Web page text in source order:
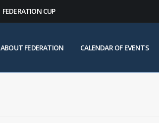
FEDERATION CUP
ABOUT FEDERATION CALENDAR OF EVENTS